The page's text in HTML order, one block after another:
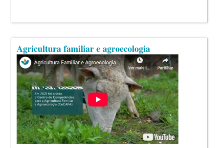
Agricultura familiar e agroecologia